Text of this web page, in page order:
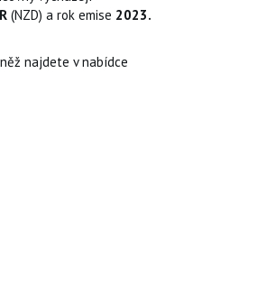
(NZD) a rok emise 2023.
najdete v nabídce